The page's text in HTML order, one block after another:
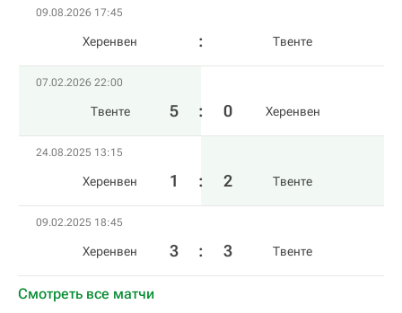
09.08.2026 17:45
Херенвен Твенте
07.02.2026 22:00
Твенте 5 : 0 Херенвен
24.08.2025 13:15
Херенвен 1 : 2 Твенте
09.02.2025 18:45
Херенвен 3 : 3 Твенте
Смотреть все матчи